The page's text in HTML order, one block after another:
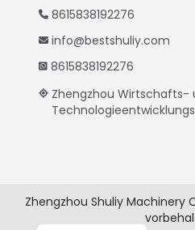
8615838192276
info@bestshuliy.com
8615838192276
Zhengzhou Wirtschafts-
Zhengzhou Shuliy Machinery
Russian
Chinese